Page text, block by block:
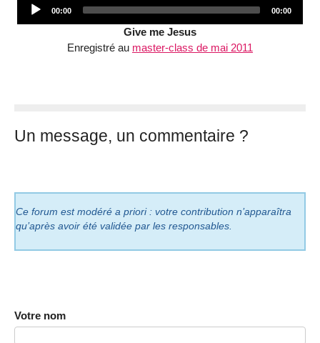
Current
00:00
Total
00:00
Give me Jesus
Enregistré au master-class de mai 2011
Un message, un commentaire ?
Ce forum est modéré a priori : votre contribution n’apparaîtra
qu’après avoir été validée par les responsables.
Votre nom